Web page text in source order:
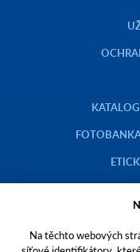
Na těchto webových